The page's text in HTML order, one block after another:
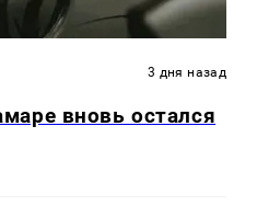
3 дня назад
вновь остался